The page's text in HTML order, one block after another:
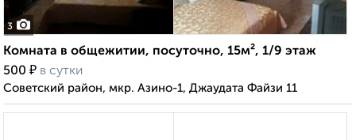
3
Комната в общежитии, посуточно, 15м², 1/9 этаж
500 ₽ в сутки
Советский район, мкр. Азино-1, Джаудата Файзи 11